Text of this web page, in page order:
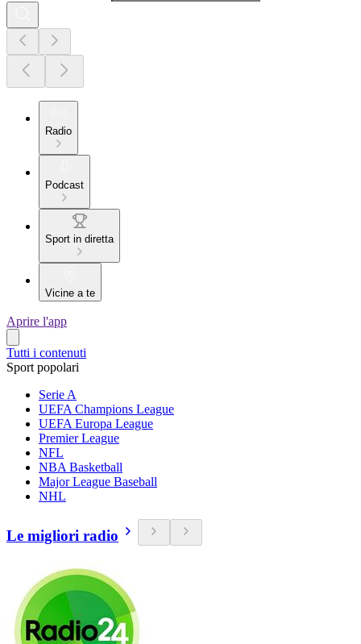
Radio
Podcast
Sport in diretta
Vicine a te
Aprire l'app
Tutti i contenuti
Sport popolari
Serie A
UEFA Champions League
UEFA Europa League
Premier League
NFL
NBA Basketball
Major League Baseball
NHL
Le migliori radio